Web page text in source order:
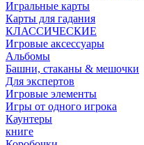
Игральные карты
Карты для гадания
КЛАССИЧЕСКИЕ
Игровые аксессуары
Альбомы
Башни, стаканы & мешочки
Для экспертов
Игровые элементы
Игры от одного игрока
Каунтеры
книге